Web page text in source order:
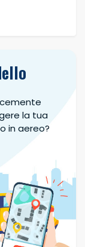
la tua
in aereo?